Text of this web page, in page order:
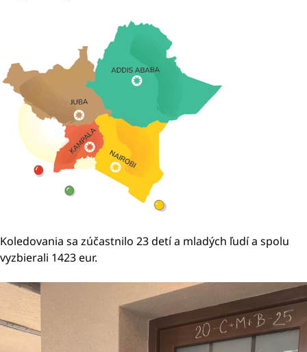
Koledovania sa zúčastnilo 23 detí a mladých ľudí a spolu
vyzbierali 1423 eur.